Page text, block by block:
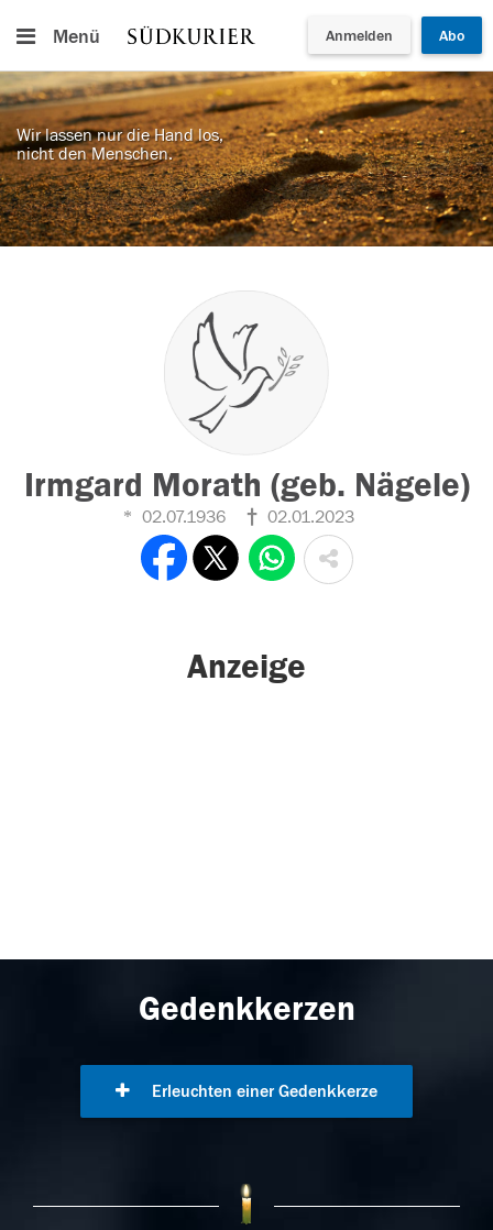
Menü Anmelden Abo
Wir lassen nur die Hand los,
nicht den Menschen.
Irmgard Morath (geb. Nägele)
02.07.1936 02.01.2023
Anzeige
Gedenkkerzen
Erleuchten einer Gedenkkerze